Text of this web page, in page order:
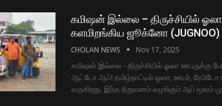
கமிஷன் இல்லை – திருச்சியில்
களமிறங்கிய ஜூக்னோ
CHOLAN NEWS Nov 17, 2025
கமிஷன் இல்லை - திருச்சியில் ஓலா ஊபருக்கு
ஆட்டோ ஆப்! தமிழ்நாட்டில் ஓலா, ஊபர், ரேபிடோ
வருகிறது. இந்த நிறுவனம் வழங்கும் ஆப் மூலம்